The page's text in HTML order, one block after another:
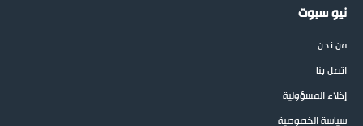
نيو سبوت
من نحن
اتصل بنا
إخلاء المسؤولية
سياسة الخصوصية